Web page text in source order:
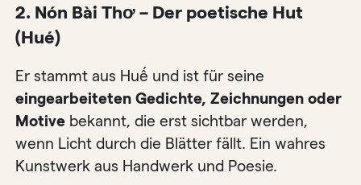
2. Nón Bài Thơ – Der poetische Hut
(Hué)
Er stammt aus Huế und ist für seine
eingearbeiteten Gedichte, Zeichnungen oder
Motive bekannt, die erst sichtbar werden,
wenn Licht durch die Blätter fällt. Ein wahres
Kunstwerk aus Handwerk und Poesie.